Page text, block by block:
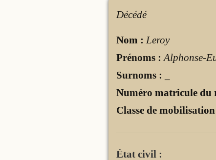
Décédé
Nom : Leroy
Prénoms : Alphonse-
Surnoms :
Numéro matricule du
Classe de
État civil :